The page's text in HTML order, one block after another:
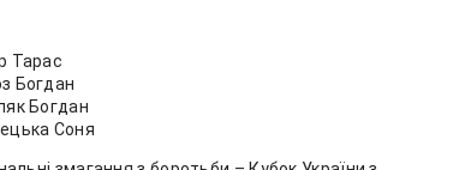
Тарас
Богдан
Богдан
Соня